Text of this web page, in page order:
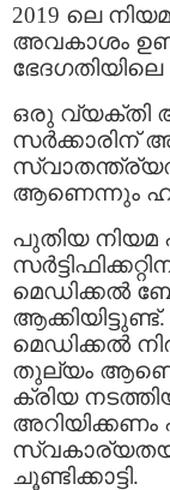
2019 ലെ
അവകാശം
ഒരു വ്യക്തി
സർക്കാരിന്
ആണെന്നും
പുതിയ നിയമ
മെഡിക്കൽ
മെഡിക്കൽ
തുല്യം
ക്രിയ
ചൂണ്ടിക്കാട്ടി.